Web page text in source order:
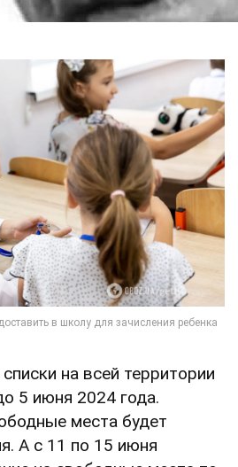
на всей территории
5 июня 2024 года.
места будет
А с 11 по 15 июня